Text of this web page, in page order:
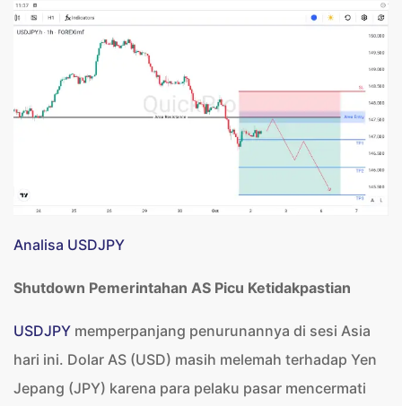
Analisa USDJPY
Shutdown Pemerintahan AS Picu Ketidakpastian
USDJPY memperpanjang penurunannya di sesi Asia
hari ini. Dolar AS (USD) masih melemah terhadap Yen
Jepang (JPY) karena para pelaku pasar mencermati